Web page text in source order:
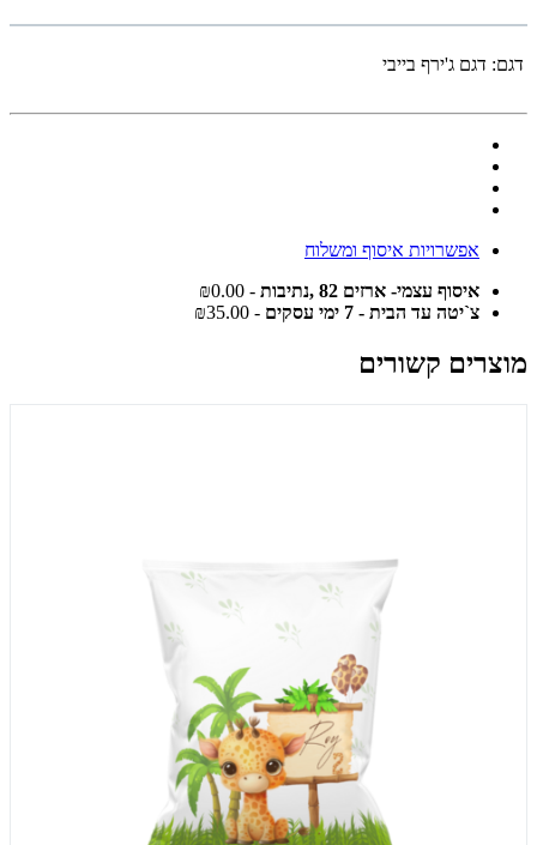
דגם: דגם ג'ירף בייבי
אפשרויות איסוף ומשלוח
איסוף עצמי- ארזים 82 ,נתיבות
- ₪0.00
צ`יטה עד הבית - 7 ימי עסקים
- ₪35.00
מוצרים קשורים